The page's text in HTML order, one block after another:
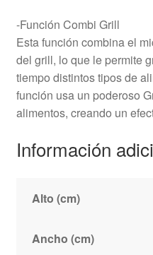
-Función Combi Grill
Esta función combina el
del grill, lo que le permite
tiempo distintos tipos de
función usa un poderoso
alimentos, creando un
Información
Alto (cm)
Ancho (cm)